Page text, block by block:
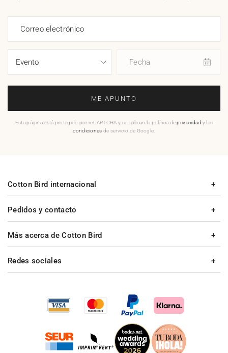
Correo electrónico
Fecha
ME APUNTO
Esta página está protegido por reCAPTCHA y se aplican la política deprivacidad y las
condiciones de servicio de Google.
Pedidos y contacto
Más acerca de Cotton Bird
Cotton Bird internacional
Redes sociales